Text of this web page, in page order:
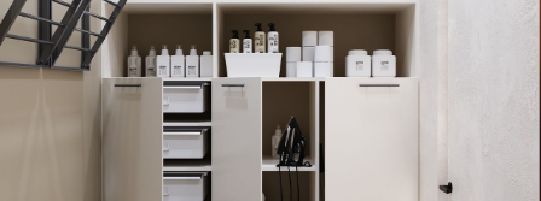
Проект — реализация
Дизайн интерьеров
Архитектура
Архитектурная